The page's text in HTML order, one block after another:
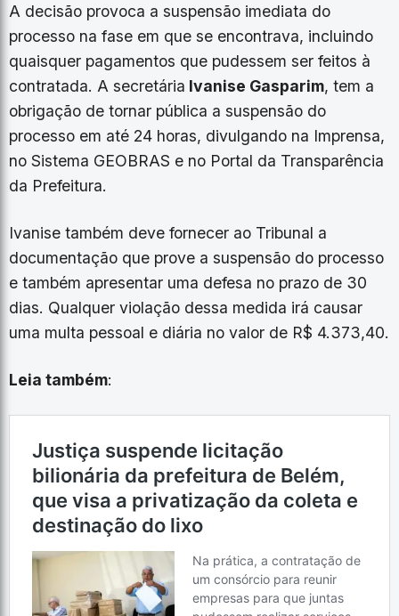
A decisão provoca a suspensão imediata do
processo na fase em que se encontrava, incluindo
quaisquer pagamentos que pudessem ser feitos à
contratada. A secretária Ivanise Gasparim, tem a
obrigação de tornar pública a suspensão do
processo em até 24 horas, divulgando na Imprensa,
no Sistema GEOBRAS e no Portal da Transparência
da Prefeitura.
Ivanise também deve fornecer ao Tribunal a
documentação que prove a suspensão do processo
e também apresentar uma defesa no prazo de 30
dias. Qualquer violação dessa medida irá causar
uma multa pessoal e diária no valor de R$ 4.373,40.
Leia também: